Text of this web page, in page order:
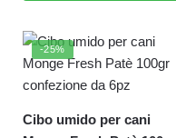
-25%
Cibo umido per cani